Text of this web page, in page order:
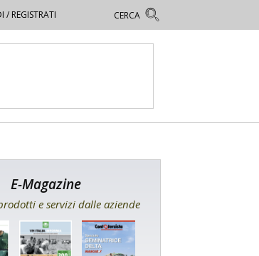
/ REGISTRATI
E-Magazine
e servizi dalle aziende